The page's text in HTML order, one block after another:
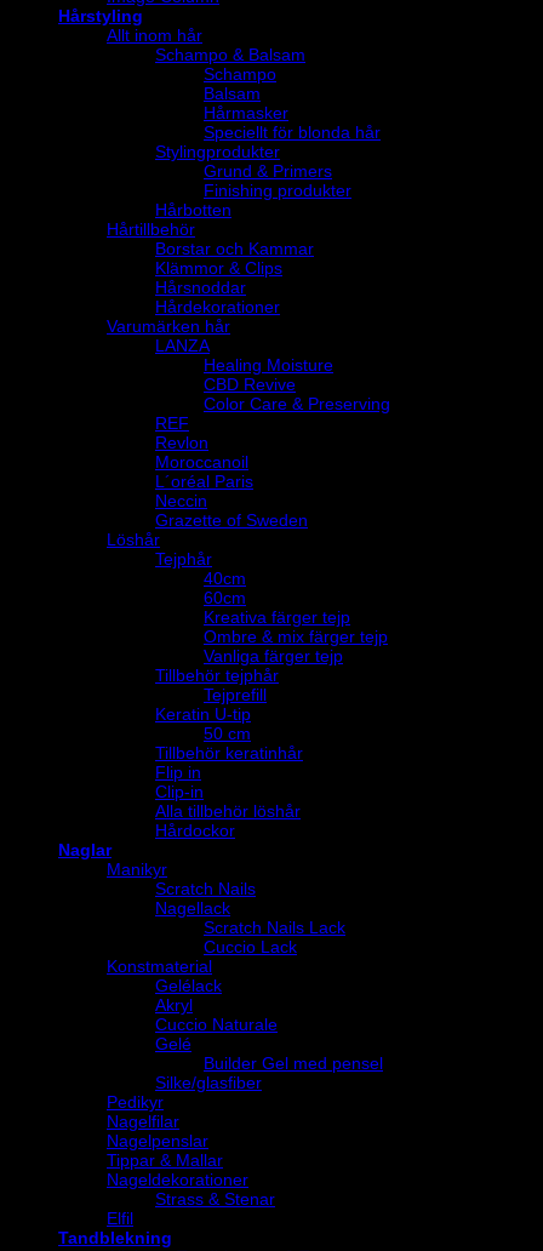
Hårstyling
Allt inom hår
Schampo & Balsam
Schampo
Balsam
Hårmasker
Speciellt för blonda hår
Stylingprodukter
Grund & Primers
Finishing produkter
Hårbotten
Hårtillbehör
Borstar och Kammar
Klämmor & Clips
Hårsnoddar
Hårdekorationer
Varumärken hår
LANZA
Healing Moisture
CBD Revive
Color Care & Preserving
REF
Revlon
Moroccanoil
L´oréal Paris
Neccin
Grazette of Sweden
Löshår
Tejphår
40cm
60cm
Kreativa färger tejp
Ombre & mix färger tejp
Vanliga färger tejp
Tillbehör tejphår
Tejprefill
Keratin U-tip
50 cm
Tillbehör keratinhår
Flip in
Clip-in
Alla tillbehör löshår
Hårdockor
Naglar
Manikyr
Scratch Nails
Nagellack
Scratch Nails Lack
Cuccio Lack
Konstmaterial
Gelélack
Akryl
Cuccio Naturale
Gelé
Builder Gel med pensel
Silke/glasfiber
Pedikyr
Nagelfilar
Nagelpenslar
Tippar & Mallar
Nageldekorationer
Strass & Stenar
Elfil
Tandblekning